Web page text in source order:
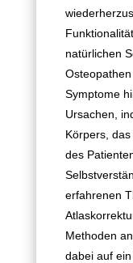
natürlichen
Symptome
Ursachen,
Körpers,
des
erfahrenen
Methoden
dabei auf